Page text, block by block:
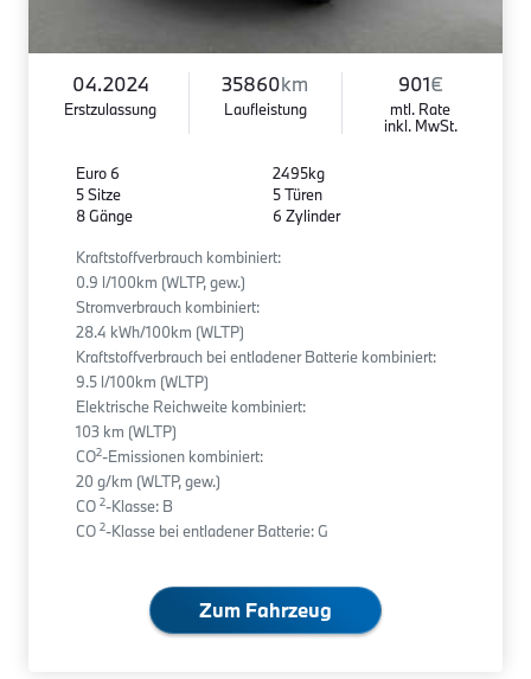
04.2024
Erstzulassung
35860km
Laufleistung
901€
mtl. Rate
inkl. MwSt.
Euro 6
5 Sitze
8 Gänge
2495kg
5 Türen
6 Zylinder
Kraftstoffverbrauch kombiniert:
0.9 l/100km (WLTP, gew.)
Stromverbrauch kombiniert:
28.4 kWh/100km (WLTP)
Kraftstoffverbrauch bei entladener Batterie kombiniert:
9.5 l/100km (WLTP)
Elektrische Reichweite kombiniert:
103 km (WLTP)
CO2-Emissionen kombiniert:
20 g/km (WLTP, gew.)
CO 2-Klasse: B
CO 2-Klasse bei entladener Batterie: G
Zum Fahrzeug